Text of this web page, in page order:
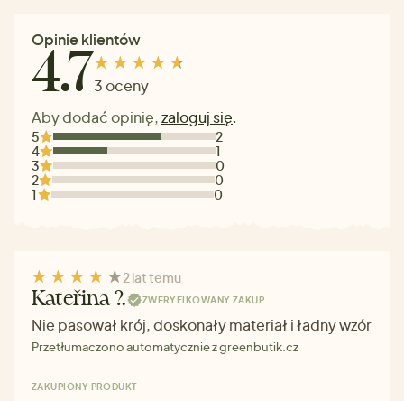
Opinie klientów
4.73 oceny
Aby dodać opinię,zaloguj się.
5
2
4
1
3
0
2
0
1
0
2 lat temu
Kateřina ?. ZWERYFIKOWANY ZAKUP
Nie pasował krój, doskonały materiał i ładny wzór
Przetłumaczono automatycznie z greenbutik.cz
ZAKUPIONY PRODUKT